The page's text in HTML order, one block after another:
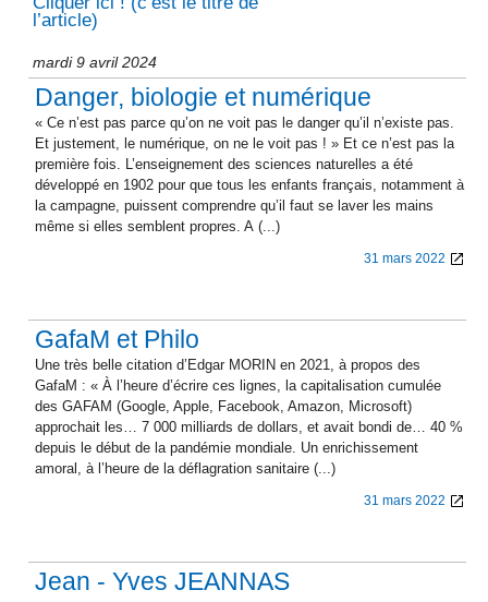
Danger, biologie et numérique
« Ce n’est pas parce qu’on ne voit pas le danger qu’il n’existe pas.
Et justement, le numérique, on ne le voit pas ! » Et ce n’est pas la
première fois. L’enseignement des sciences naturelles a été
développé en 1902 pour que tous les enfants français, notamment à
la campagne, puissent comprendre qu’il faut se laver les mains
même si elles semblent propres. A (...)
31 mars 2022
GafaM et Philo
Une très belle citation d’Edgar MORIN en 2021, à propos des
GafaM : « À l’heure d’écrire ces lignes, la capitalisation cumulée
des GAFAM (Google, Apple, Facebook, Amazon, Microsoft)
approchait les… 7 000 milliards de dollars, et avait bondi de… 40 %
depuis le début de la pandémie mondiale. Un enrichissement
amoral, à l’heure de la déflagration sanitaire (...)
31 mars 2022
Jean - Yves JEANNAS